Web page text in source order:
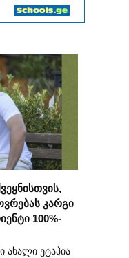
კარგი
100%-
ახალი ეტაპია